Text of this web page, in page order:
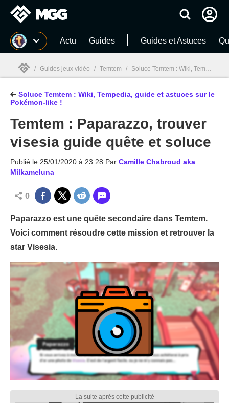
MGG Actu Guides Guides et Astuces
MGG
/ Guides jeux vidéo / Temtem / Soluce Temtem : Wiki, Tempedia, guide et astuces sur le Pokémon-like !
Soluce Temtem : Wiki, Tempedia, guide et astuces sur le
Pokémon-like !
Temtem : Paparazzo, trouver
visesia guide quête et soluce
Publié le 25/01/2020 à 23:28 Par Camille Chabroud aka
Milkameluna
0
Paparazzo est une quête secondaire dans Temtem.
Voici comment résoudre cette mission et retrouver la
star Visesia.